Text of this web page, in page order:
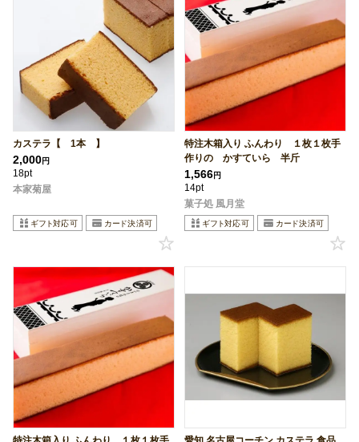
カステラ【 1本 】
2,000円
18pt
本家菊屋
特注木箱入り ふんわり １枚１枚手
作りの かすていら 半斤
1,566円
14pt
菓子処 風月堂